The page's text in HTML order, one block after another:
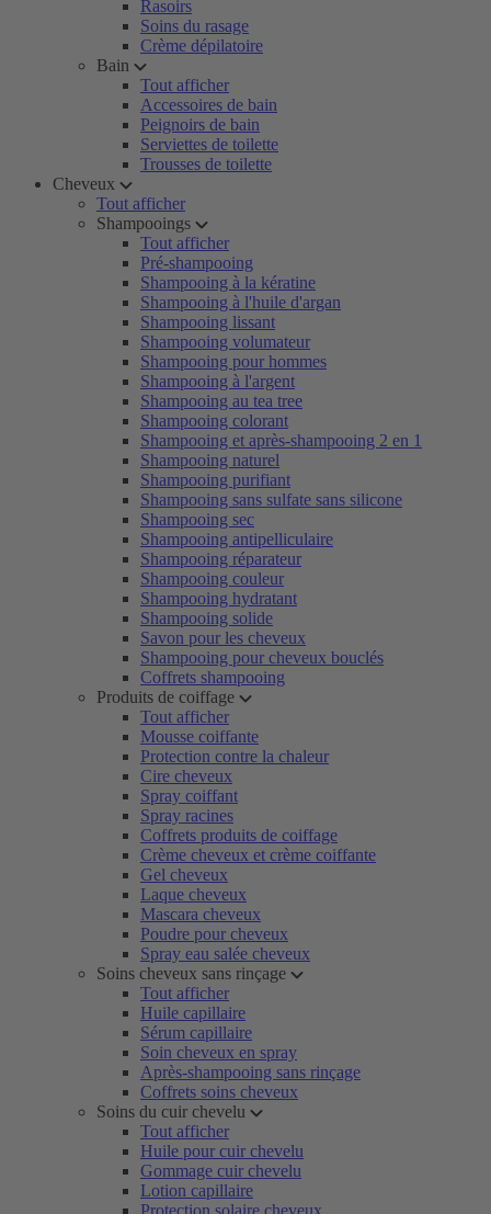
Rasoirs
Soins du rasage
Crème dépilatoire
Bain
Tout afficher
Accessoires de bain
Peignoirs de bain
Serviettes de toilette
Trousses de toilette
Cheveux
Tout afficher
Shampooings
Tout afficher
Pré-shampooing
Shampooing à la kératine
Shampooing à l'huile d'argan
Shampooing lissant
Shampooing volumateur
Shampooing pour hommes
Shampooing à l'argent
Shampooing au tea tree
Shampooing colorant
Shampooing et après-shampooing 2 en 1
Shampooing naturel
Shampooing purifiant
Shampooing sans sulfate sans silicone
Shampooing sec
Shampooing antipelliculaire
Shampooing réparateur
Shampooing couleur
Shampooing hydratant
Shampooing solide
Savon pour les cheveux
Shampooing pour cheveux bouclés
Coffrets shampooing
Produits de coiffage
Tout afficher
Mousse coiffante
Protection contre la chaleur
Cire cheveux
Spray coiffant
Spray racines
Coffrets produits de coiffage
Crème cheveux et crème coiffante
Gel cheveux
Laque cheveux
Mascara cheveux
Poudre pour cheveux
Spray eau salée cheveux
Soins cheveux sans rinçage
Tout afficher
Huile capillaire
Sérum capillaire
Soin cheveux en spray
Après-shampooing sans rinçage
Coffrets soins cheveux
Soins du cuir chevelu
Tout afficher
Huile pour cuir chevelu
Gommage cuir chevelu
Lotion capillaire
Protection solaire cheveux